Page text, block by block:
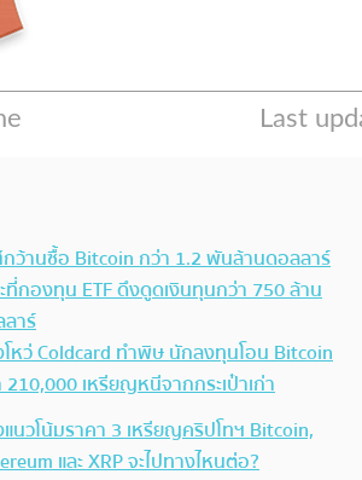
ว้านซื้อ Bitcoin กว่า 1.2 พันล้านดอลลาร์
กองทุน ETF ดึงดูดเงินทุนกว่า 750 ล้าน
าร์
หว่ Coldcard ทำพิษ นักลงทุนโอน Bitcoin
210,000 เหรียญหนีจากกระเป๋าเก่า
นวโน้มราคา 3 เหรียญคริปโทฯ Bitcoin,
และ XRP จะไปทางไหนต่อ?